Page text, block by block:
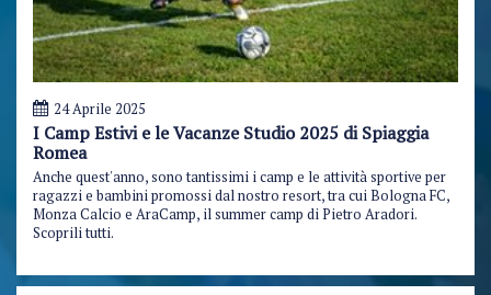
24 Aprile 2025
I Camp Estivi e le Vacanze Studio 2025 di Spiaggia
Romea
Anche quest'anno, sono tantissimi i camp e le attività sportive per
ragazzi e bambini promossi dal nostro resort, tra cui Bologna FC,
Monza Calcio e AraCamp, il summer camp di Pietro Aradori.
Scoprili tutti.